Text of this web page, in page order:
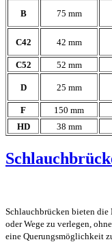
B 75 mm
C42 42 mm
C52
52 mm
D 25 mm
F
150 mm
HD
38 mm
Schlauchbrücken bieten
oder Wege zu verlegen,
eine Querungsmöglichkeit